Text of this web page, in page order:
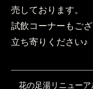
売しております。
試飲コーナーもご
立ち寄りください♪
花の足湯リニューア